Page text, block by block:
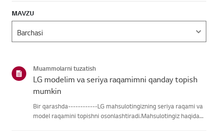
MAVZU
Muammolarni tuzatish
LG modelim va seriya raqamimni qanday topish
mumkin
Bir qarashda------------LG mahsulotingizning seriya raqami va
model raqamini topishni osonlashtiradi.Mahsulotingiz haqidagi